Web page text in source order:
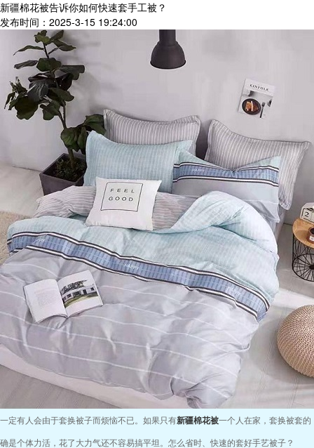
新疆棉花被告诉你如何快速套手工被？
发布时间：2025-3-15 19:24:00
一定有人会由于套换被子而烦恼不已。如果只有新疆棉花被一个人在家，套换被套的
确是个体力活，花了大力气还不容易搞平坦。怎么省时、快速的套好手艺被子？